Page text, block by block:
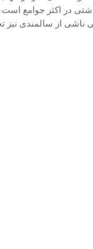
در اکثر جوامع است و
ناشی از سالمندی نیز